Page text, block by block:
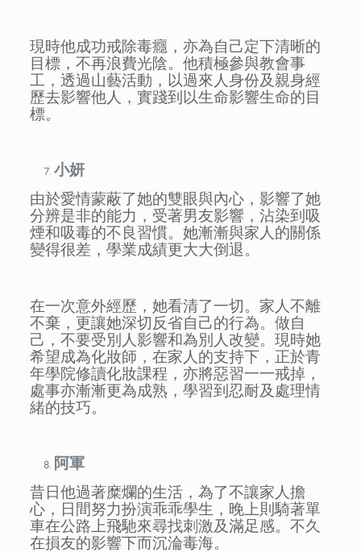
現時他成功戒除毒癮，亦為自己定下清晰的
目標，不再浪費光陰。他積極參與教會事
工，透過山藝活動，以過來人身份及親身經
歷去影響他人，實踐到以生命影響生命的目
標。
小妍
由於愛情蒙蔽了她的雙眼與內心，影響了她
分辨是非的能力，受著男友影響，沾染到吸
煙和吸毒的不良習慣。她漸漸與家人的關係
變得很差，學業成績更大大倒退。
在一次意外經歷，她看清了一切。家人不離
不棄，更讓她深切反省自己的行為。做自
己，不要受別人影響和為別人改變。現時她
希望成為化妝師，在家人的支持下，正於青
年學院修讀化妝課程，亦將惡習一一戒掉，
處事亦漸漸更為成熟，學習到忍耐及處理情
緒的技巧。
阿軍
昔日他過著糜爛的生活，為了不讓家人擔
心，日間努力扮演乖乖學生，晚上則騎著單
車在公路上飛馳來尋找刺激及滿足感。不久
在損友的影響下而沉淪毒海。